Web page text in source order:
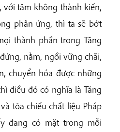
tâm không thành kiến,
phản ứng, thì ta sẽ bớt
thành phần trong Tăng
nằm, ngồi vững chãi,
chuyển hóa được những
điều đó có nghĩa là Tăng
tỏa chiếu chất liệu Pháp
đang có mặt trong mỗi